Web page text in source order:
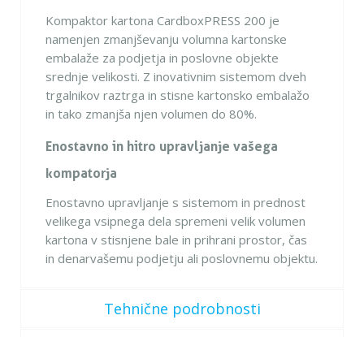
Kompaktor kartona CardboxPRESS 200 je
namenjen zmanjševanju volumna kartonske
embalaže za podjetja in poslovne objekte
srednje velikosti. Z inovativnim sistemom dveh
trgalnikov raztrga in stisne kartonsko embalažo
in tako zmanjša njen volumen do 80%.
Enostavno in hitro upravljanje vašega
kompatorja
Enostavno upravljanje s sistemom in prednost
velikega vsipnega dela spremeni velik volumen
kartona v stisnjene bale in prihrani prostor, čas
in denarvašemu podjetju ali poslovnemu objektu.
Tehnične podrobnosti